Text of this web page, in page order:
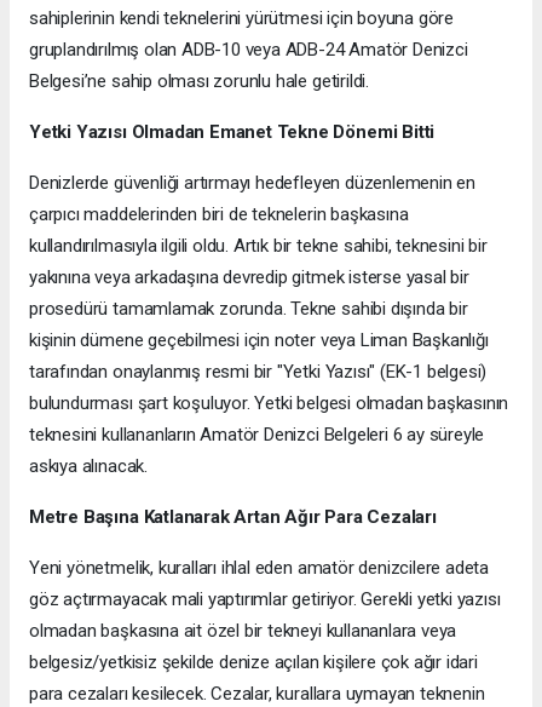
sahiplerinin kendi teknelerini yürütmesi için boyuna göre
gruplandırılmış olan ADB-10 veya ADB-24 Amatör Denizci
Belgesi’ne sahip olması zorunlu hale getirildi.
​Yetki Yazısı Olmadan Emanet Tekne Dönemi Bitti
​Denizlerde güvenliği artırmayı hedefleyen düzenlemenin en
çarpıcı maddelerinden biri de teknelerin başkasına
kullandırılmasıyla ilgili oldu. Artık bir tekne sahibi, teknesini bir
yakınına veya arkadaşına devredip gitmek isterse yasal bir
prosedürü tamamlamak zorunda. Tekne sahibi dışında bir
kişinin dümene geçebilmesi için noter veya Liman Başkanlığı
tarafından onaylanmış resmi bir "Yetki Yazısı" (EK-1 belgesi)
bulundurması şart koşuluyor. Yetki belgesi olmadan başkasının
teknesini kullananların Amatör Denizci Belgeleri 6 ay süreyle
askıya alınacak.
​Metre Başına Katlanarak Artan Ağır Para Cezaları
​Yeni yönetmelik, kuralları ihlal eden amatör denizcilere adeta
göz açtırmayacak mali yaptırımlar getiriyor. Gerekli yetki yazısı
olmadan başkasına ait özel bir tekneyi kullananlara veya
belgesiz/yetkisiz şekilde denize açılan kişilere çok ağır idari
para cezaları kesilecek. Cezalar, kurallara uymayan teknenin